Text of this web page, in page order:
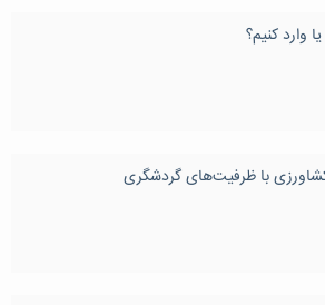
وارد کنیم؟
با ظرفیت‌های گردشگری